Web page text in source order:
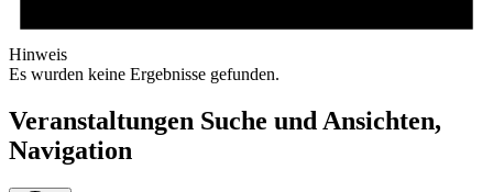
Hinweis
Es wurden keine Ergebnisse gefunden.
Veranstaltungen Suche und Ansichten,
Navigation